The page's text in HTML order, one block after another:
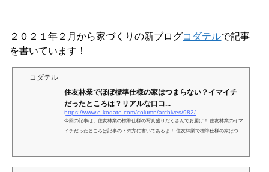
２０２１年２月から家づくりの新ブログコダテルで記事
を書いています！
コダテル
住友林業でほぼ標準仕様の家はつまらない？イマイチ
だったところは？リアルな口コ...
https://www.e-kodate.com/column/archives/982/
今回の記事は、住友林業の標準仕様の写真盛りだくさんでお届け！ 住友林業のイマ
イチだったところは記事の下の方に書いてあるよ！ 住友林業で標準仕様の家はつま